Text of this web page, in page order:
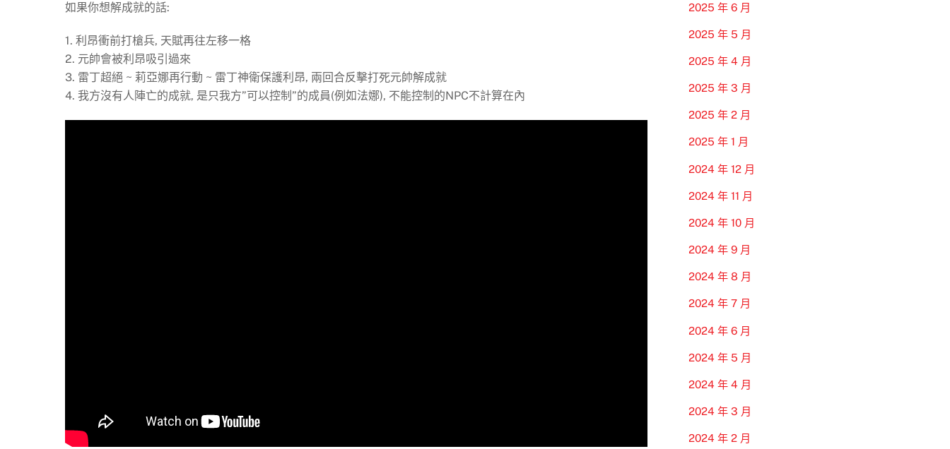
如果你想解成就的話:
1. 利昂衝前打槍兵, 天賦再往左移一格
2. 元帥會被利昂吸引過來
3. 雷丁超絕 ~ 莉亞娜再行動 ~ 雷丁神衛保護利昂, 兩回合反擊打死元帥解成就
4. 我方沒有人陣亡的成就, 是只我方”可以控制”的成員(例如法娜), 不能控制的NPC不計算在內
2025 年 6 月
2025 年 5 月
2025 年 4 月
2025 年 3 月
2025 年 2 月
2025 年 1 月
2024 年 12 月
2024 年 11 月
2024 年 10 月
2024 年 9 月
2024 年 8 月
2024 年 7 月
2024 年 6 月
2024 年 5 月
2024 年 4 月
2024 年 3 月
2024 年 2 月